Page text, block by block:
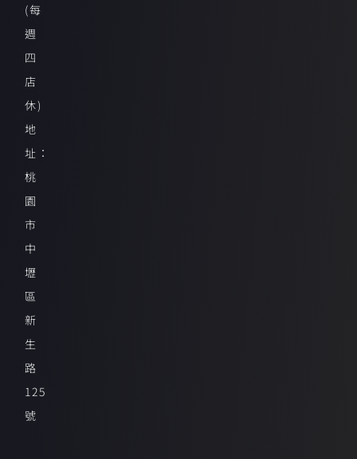
(每
週
四
店
休)
地
址：
桃
園
市
中
壢
區
新
生
路
125
號